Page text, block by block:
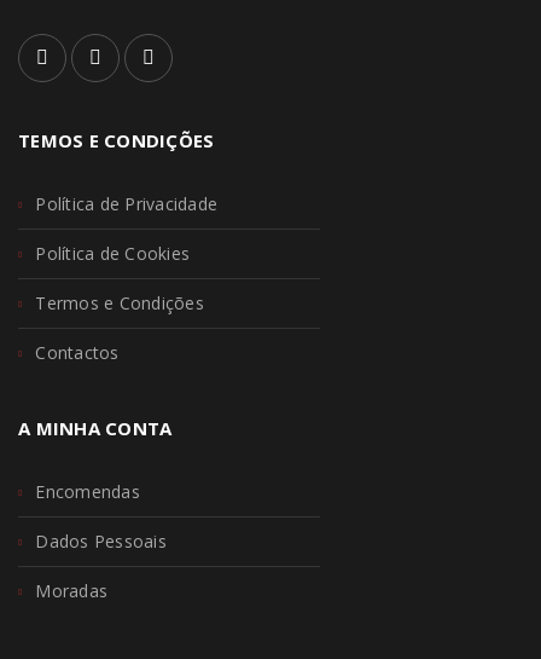
TEMOS E CONDIÇÕES
Política de Privacidade
Política de Cookies
Termos e Condições
Contactos
A MINHA CONTA
Encomendas
Dados Pessoais
Moradas